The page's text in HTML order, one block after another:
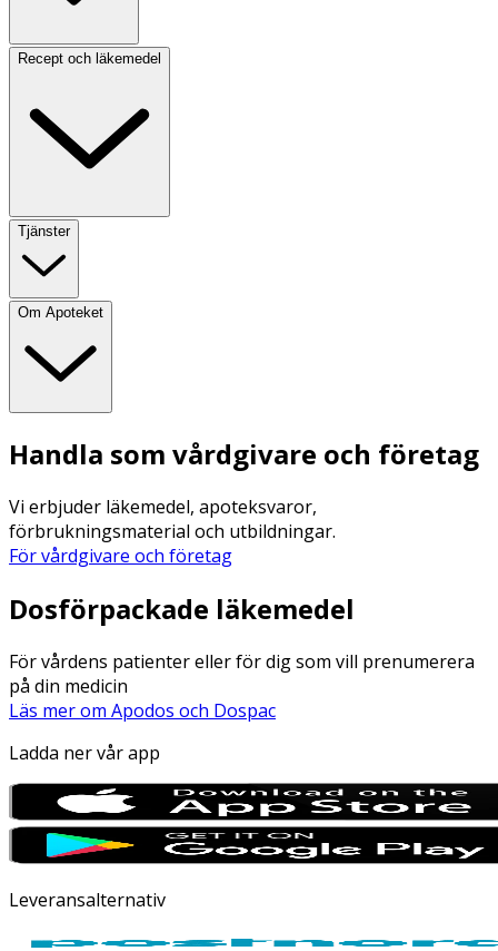
Recept och läkemedel
Tjänster
Om Apoteket
Handla som vårdgivare och företag
Vi erbjuder läkemedel, apoteksvaror,
förbrukningsmaterial och utbildningar.
För vårdgivare och företag
Dosförpackade läkemedel
För vårdens patienter eller för dig som vill prenumerera
på din medicin
Läs mer om Apodos och Dospac
Ladda ner vår app
Leveransalternativ